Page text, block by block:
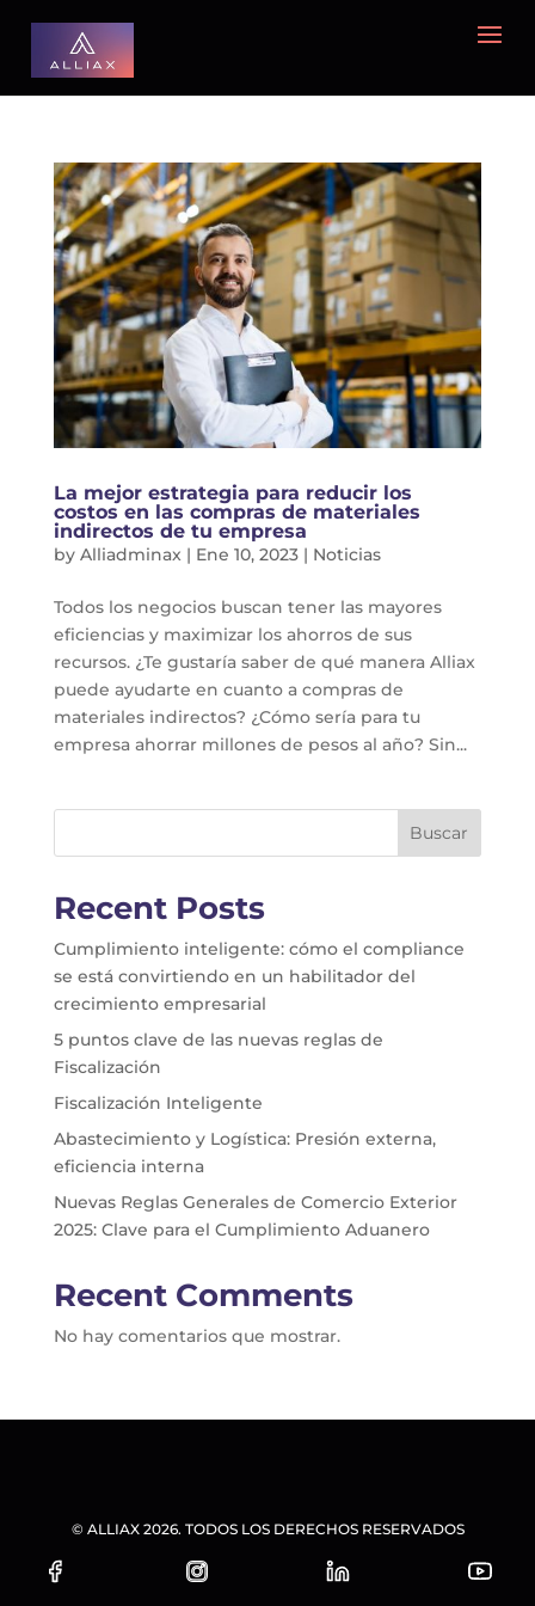
La mejor estrategia para reducir los
costos en las compras de materiales
indirectos de tu empresa
by Alliadminax| Ene 10, 2023| Noticias
Todos los negocios buscan tener las mayores
eficiencias y maximizar los ahorros de sus
recursos. ¿Te gustaría saber de qué manera Alliax
puede ayudarte en cuanto a compras de
materiales indirectos? ¿Cómo sería para tu
empresa ahorrar millones de pesos al año? Sin...
Buscar
Recent Posts
Cumplimiento inteligente: cómo el compliance
se está convirtiendo en un habilitador del
crecimiento empresarial
5 puntos clave de las nuevas reglas de
Fiscalización
Fiscalización Inteligente
Abastecimiento y Logística: Presión externa,
eficiencia interna
Nuevas Reglas Generales de Comercio Exterior
2025: Clave para el Cumplimiento Aduanero
Recent Comments
No hay comentarios que mostrar.
© ALLIAX 2026. TODOS LOS DERECHOS RESERVADOS